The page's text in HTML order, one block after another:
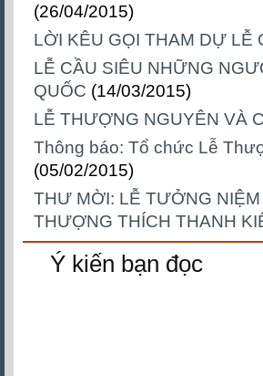
(26/04/2015)
LỜI KÊU GỌI THAM DỰ LỄ
LỄ CẦU SIÊU NHỮNG
QUỐC (14/03/2015)
LỄ THƯỢNG NGUYÊN VÀ
Thông báo: Tổ chức Lễ
(05/02/2015)
THƯ MỜI: LỄ TƯỞNG
THƯỢNG THÍCH THANH
Ý kiến bạn đọc